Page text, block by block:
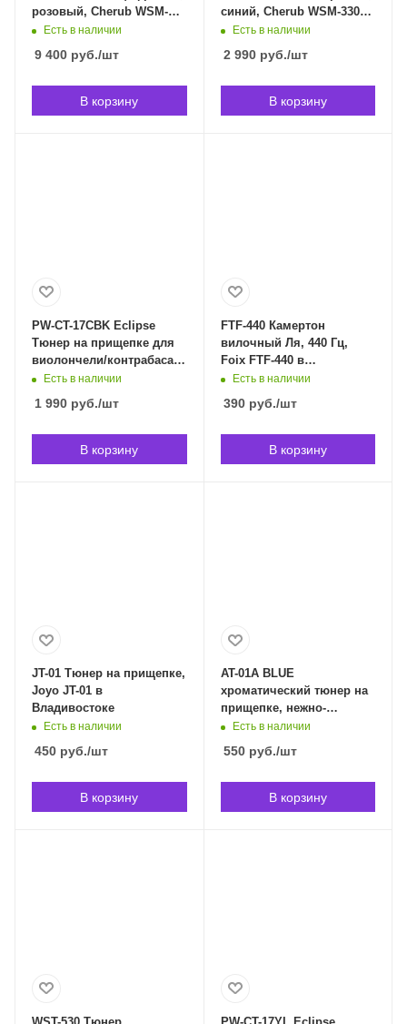
розовый, Cherub WSM-
290P-PK в Владивостоке
Есть в наличии
9 400 руб./шт
В корзину
синий, Cherub WSM-330BL
в Владивостоке
Есть в наличии
2 990руб./шт
В корзину
PW-CT-17CBK Eclipse
Тюнер на прищепке для
виолончели/контрабаса,
Planet Waves PW-CT-
Есть в наличии
1 990 руб./шт
В корзину
FTF-440 Камертон
вилочный Ля, 440 Гц,
Foix FTF-440 в
Владивостоке
Есть в наличии
390руб./шт
В корзину
JT-01 Тюнер на прищепке,
Joyo JT-01 в
Владивостоке
Есть в наличии
450 руб./шт
В корзину
AT-01A BLUE
хроматический тюнер на
прищепке, нежно-
голубой. AROMA AT-01A
Есть в наличии
550руб./шт
В корзину
WST-530 Тюнер PW-CT-17YL Eclipse